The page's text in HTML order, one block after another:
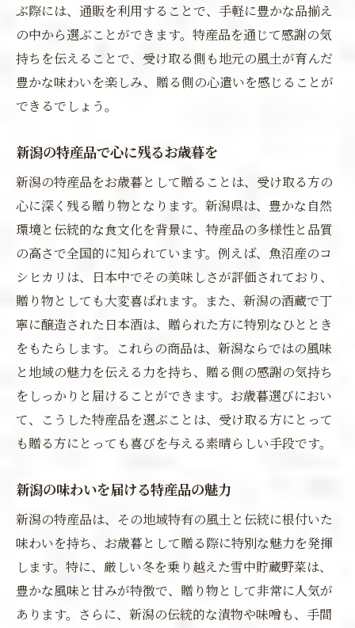
ぶ際には、通販を利用することで、手軽に豊かな品揃え
の中から選ぶことができます。特産品を通じて感謝の気
持ちを伝えることで、受け取る側も地元の風土が育んだ
豊かな味わいを楽しみ、贈る側の心遣いを感じることが
できるでしょう。
新潟の特産品で心に残るお歳暮を
新潟の特産品をお歳暮として贈ることは、受け取る方の
心に深く残る贈り物となります。新潟県は、豊かな自然
環境と伝統的な食文化を背景に、特産品の多様性と品質
の高さで全国的に知られています。例えば、魚沼産のコ
シヒカリは、日本中でその美味しさが評価されており、
贈り物としても大変喜ばれます。また、新潟の酒蔵で丁
寧に醸造された日本酒は、贈られた方に特別なひととき
をもたらします。これらの商品は、新潟ならではの風味
と地域の魅力を伝える力を持ち、贈る側の感謝の気持ち
をしっかりと届けることができます。お歳暮選びにおい
て、こうした特産品を選ぶことは、受け取る方にとって
も贈る方にとっても喜びを与える素晴らしい手段です。
新潟の味わいを届ける特産品の魅力
新潟の特産品は、その地域特有の風土と伝統に根付いた
味わいを持ち、お歳暮として贈る際に特別な魅力を発揮
します。特に、厳しい冬を乗り越えた雪中貯蔵野菜は、
豊かな風味と甘みが特徴で、贈り物として非常に人気が
あります。さらに、新潟の伝統的な漬物や味噌も、手間